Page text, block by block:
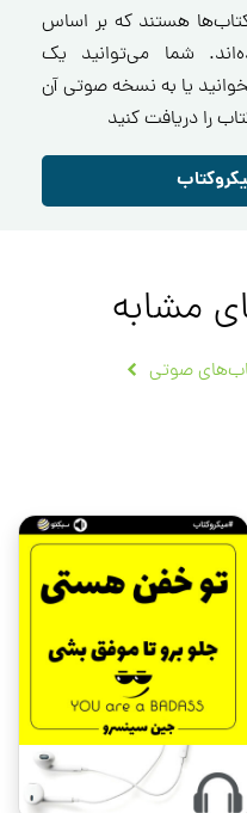
هستند که بر اساس
شما می‌توانید یک
مدت ۵۰ دقیقه بخوانید یا به نسخه صوتی آن
را دریافت کنید
مشابه
صوتی